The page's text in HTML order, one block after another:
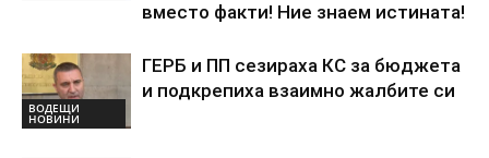
вместо факти! Ние знаем истината!
ВОДЕЩИ
НОВИНИ
ГЕРБ и ПП сезираха КС за бюджета
и подкрепиха взаимно жалбите си